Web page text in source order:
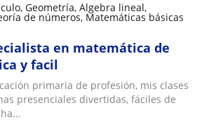
Geometría, Álgebra lineal,
de números, Matemáticas básicas
en matemática de
y facil
primaria de profesión, mis clases
presenciales divertidas, fáciles de